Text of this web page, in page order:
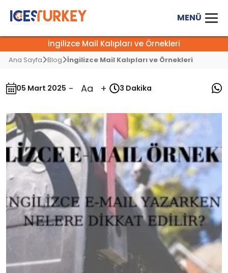
İngilizce Mail Kalıpları ve Örnekleri
Ana Sayfa Blog İngilizce Mail Kalıpları ve Örnekleri
05 Mart 2025 - Aa + 3 Dakika